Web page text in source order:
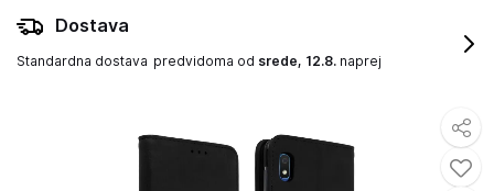
Dostava
Standardna dostava predvidoma od srede, 12.8. naprej